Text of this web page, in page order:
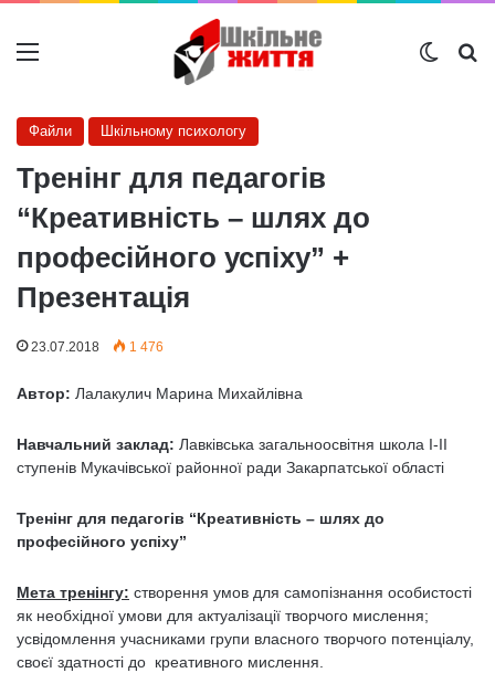
Меню
Файли Шкільному психологу
Тренінг для педагогів
“Креативність – шлях до
професійного успіху” +
Презентація
23.07.2018 1 476
Автор: Лалакулич Марина Михайлівна
Навчальний заклад: Лавківська загальноосвітня школа І-ІІ
ступенів Мукачівської районної ради Закарпатської області
Тренінг для педагогів “Креативність – шлях до
професійного успіху”
Мета тренінгу: створення умов для самопізнання особистості
як необхідної умови для актуалізації творчого мислення;
усвідомлення учасниками групи власного творчого потенціалу,
своєї здатності до креативного мислення.